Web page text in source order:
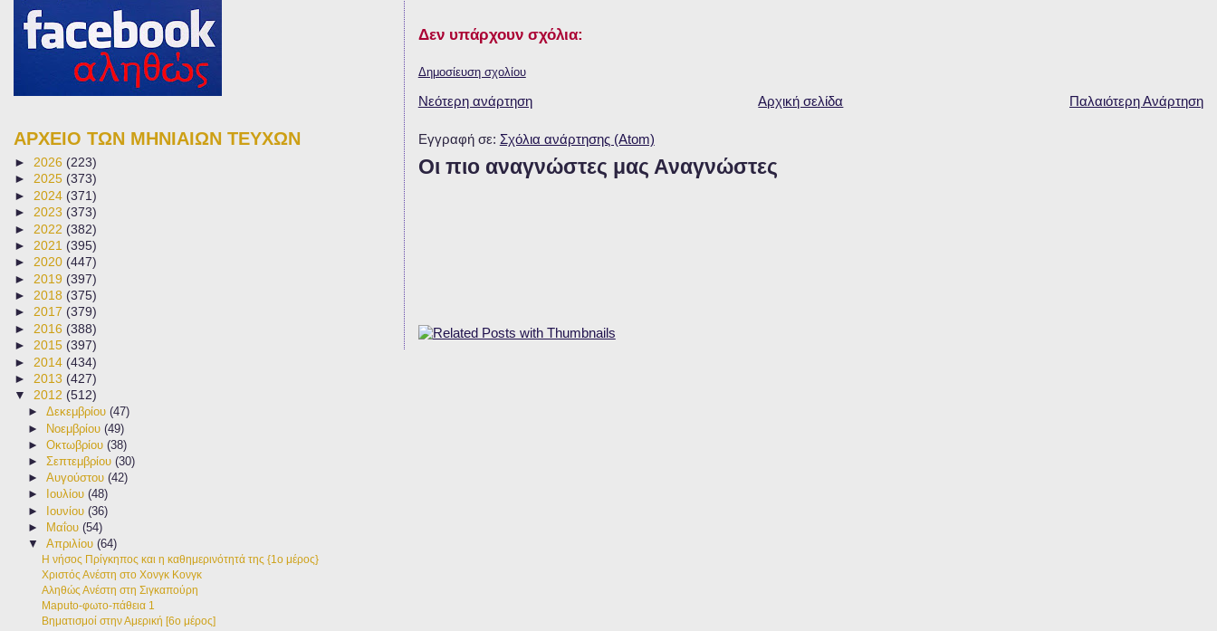
Δεν υπάρχουν σχόλια:
Δημοσίευση σχολίου
Νεότερη ανάρτηση Παλαιότερη Ανάρτηση
Αρχική σελίδα
Εγγραφή σε: Σχόλια ανάρτησης (Atom)
Οι πιο αναγνώστες μας Αναγνώστες
ΑΡΧΕΙΟ ΤΩΝ ΜΗΝΙΑΙΩΝ ΤΕΥΧΩΝ
► 2026 (223)
► 2025 (373)
► 2024 (371)
► 2023 (373)
► 2022 (382)
► 2021 (395)
► 2020 (447)
► 2019 (397)
► 2018 (375)
► 2017 (379)
► 2016 (388)
► 2015 (397)
► 2014 (434)
► 2013 (427)
▼ 2012 (512)
►Δεκεμβρίου(47)
► Νοεμβρίου(49)
►Οκτωβρίου(38)
►Σεπτεμβρίου(30)
►Αυγούστου(42)
►
Ιουλίου(48)
► Ιουνίου(36)
►
Μαΐου(54)
▼Απριλίου(64)
Η νήσος Πρίγκηπος και η καθημερινότητά της {1ο μέρος}
Χριστός Ανέστη στο Χονγκ Κονγκ
Aληθώς Ανέστη στη Σιγκαπούρη
Maputo-φωτο-πάθεια 1
Βηματισμοί στην Αμερική [6ο μέρος]